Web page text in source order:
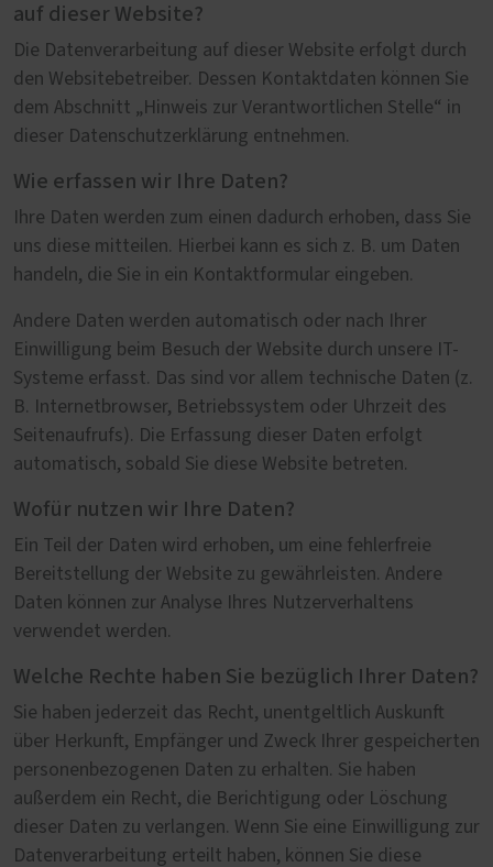
auf dieser Website?
Die Datenverarbeitung auf dieser Website erfolgt durch
den Websitebetreiber. Dessen Kontaktdaten können Sie
dem Abschnitt „Hinweis zur Verantwortlichen Stelle“ in
dieser Datenschutzerklärung entnehmen.
Wie erfassen wir Ihre Daten?
Ihre Daten werden zum einen dadurch erhoben, dass Sie
uns diese mitteilen. Hierbei kann es sich z. B. um Daten
handeln, die Sie in ein Kontaktformular eingeben.
Andere Daten werden automatisch oder nach Ihrer
Einwilligung beim Besuch der Website durch unsere IT-
Systeme erfasst. Das sind vor allem technische Daten (z.
B. Internetbrowser, Betriebssystem oder Uhrzeit des
Seitenaufrufs). Die Erfassung dieser Daten erfolgt
automatisch, sobald Sie diese Website betreten.
Wofür nutzen wir Ihre Daten?
Ein Teil der Daten wird erhoben, um eine fehlerfreie
Bereitstellung der Website zu gewährleisten. Andere
Daten können zur Analyse Ihres Nutzerverhaltens
verwendet werden.
Welche Rechte haben Sie bezüglich Ihrer Daten?
Sie haben jederzeit das Recht, unentgeltlich Auskunft
über Herkunft, Empfänger und Zweck Ihrer gespeicherten
personenbezogenen Daten zu erhalten. Sie haben
außerdem ein Recht, die Berichtigung oder Löschung
dieser Daten zu verlangen. Wenn Sie eine Einwilligung zur
Datenverarbeitung erteilt haben, können Sie diese